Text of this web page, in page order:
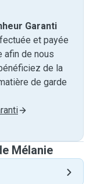
Garanti
et payée
afin de nous
de la
de garde
Mélanie